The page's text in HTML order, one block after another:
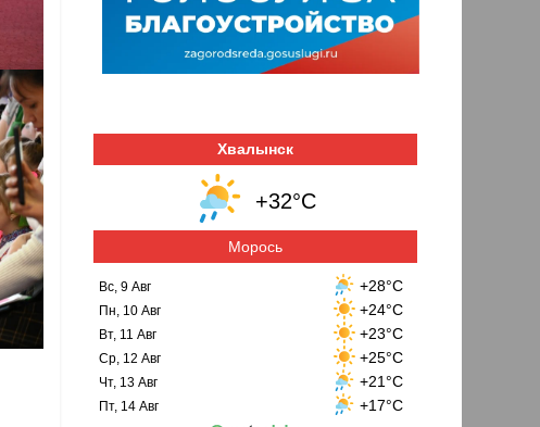
Хвалынск
+32°C
Морось
Вс, 9 Авг +28°C
Пн, 10 Авг +24°C
Вт, 11 Авг +23°C
Ср, 12 Авг +25°C
Чт, 13 Авг +21°C
Пт, 14 Авг +17°C